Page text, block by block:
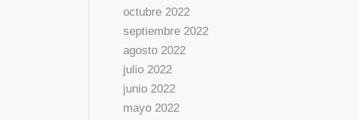
octubre 2022
septiembre 2022
agosto 2022
julio 2022
junio 2022
mayo 2022